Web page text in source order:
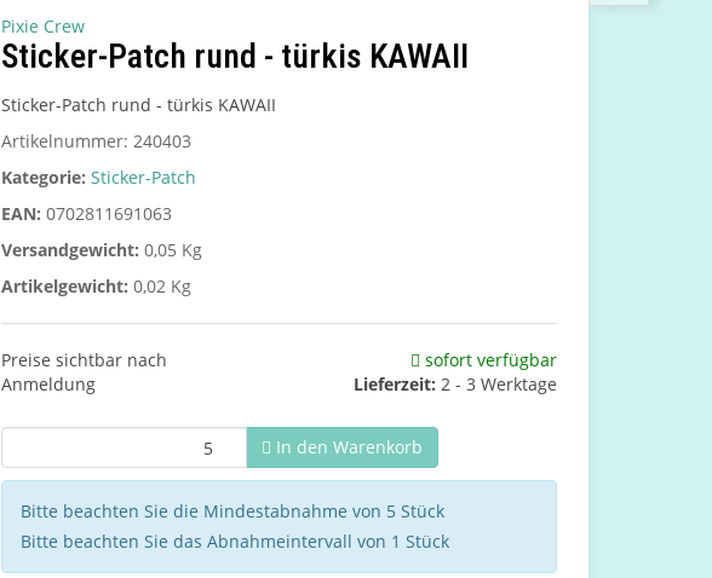
Pixie Crew
Sticker-Patch rund - türkis KAWAII
Sticker-Patch rund - türkis KAWAII
Artikelnummer: 240403
Kategorie: Sticker-Patch
EAN: 0702811691063
Versandgewicht: 0,05 Kg
Artikelgewicht: 0,02 Kg
Preise sichtbar nach
Anmeldung
sofort verfügbar
Lieferzeit: 2 - 3 Werktage
In den Warenkorb
Bitte beachten Sie die Mindestabnahme von 5 Stück
Bitte beachten Sie das Abnahmeintervall von 1 Stück